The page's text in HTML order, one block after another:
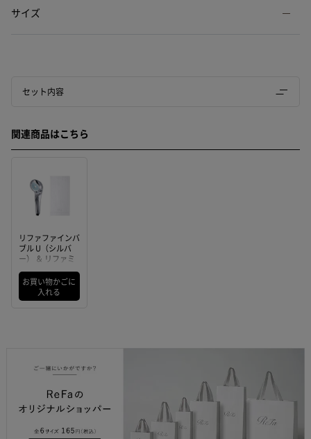
サイズ
セット内容
関連商品はこちら
リファファインバ
ブル U（シルバ
ー） ＆ リファミ
ワイト）
お買い物かごに
入れる